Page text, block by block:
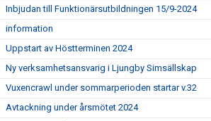
Inbjudan till Funktionärsutbildningen 15/9-2024
information
Uppstart av Höstterminen 2024
Ny verksamhetsansvarig i Ljungby Simsällskap
Vuxencrawl under sommarperioden startar v.32
Avtackning under årsmötet 2024